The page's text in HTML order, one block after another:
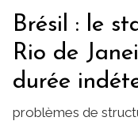
Brésil : le
Rio de
durée
problèmes de